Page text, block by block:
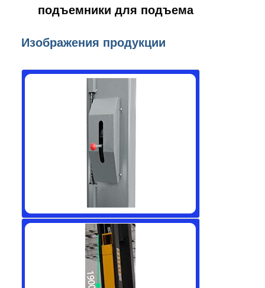
подъемники для подъема
Изображения продукции